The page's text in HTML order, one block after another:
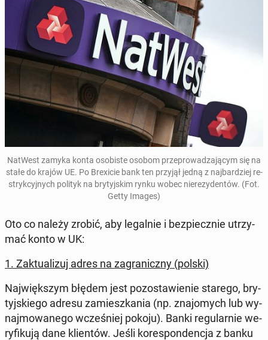
NatWest zamyka konta oso­bi­ste osobom prze­pro­wa­dza­ją­cym się na
stałe do krajów UE. Po Bre­xi­cie bank ten przyjął jedną z naj­bar­dziej re­
stryk­cyj­nych polityk na bry­tyj­skim rynku wobec nie­re­zy­den­tów. (Fot.
Getty Images)
Oto co należy zrobić, aby le­gal­nie i bez­piecz­nie utrzy­
mać konto w UK:
1. Zak­tu­ali­zuj adres na za­gra­nicz­ny (polski)
Naj­więk­szym błędem jest po­zo­sta­wie­nie starego, bry­
tyj­skie­go adresu za­miesz­ka­nia (np. zna­jo­mych lub wy­
naj­mo­wa­ne­go wcze­śniej pokoju). Banki re­gu­lar­nie we­
ry­fi­ku­ją dane klien­tów. Jeśli ko­re­spon­den­cja z banku